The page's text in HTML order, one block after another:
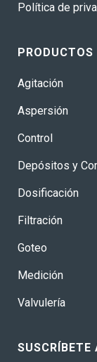
Política de
PRODUCTOS
Agitación
Aspersión
Control
Depósitos y
Dosificación
Filtración
Goteo
Medición
Valvulería
SUSCRÍBETE